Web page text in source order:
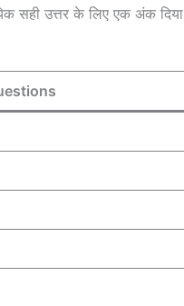
सही उत्तर के लिए एक अंक दिया